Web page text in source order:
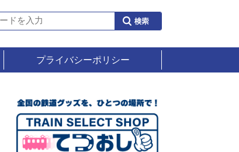
プライバシーポリシー